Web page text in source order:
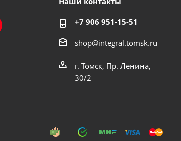
+7 906 951-15-51
shop@integral.tomsk.ru
г. Томск, Пр. Ленина,
30/2